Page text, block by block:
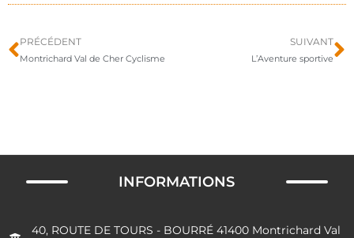
PRÉCÉDENT
Montrichard Val de Cher Cyclisme
SUIVANT
L’Aventure sportive
INFORMATIONS
40, ROUTE DE TOURS - BOURRÉ 41400 Montrichard Val